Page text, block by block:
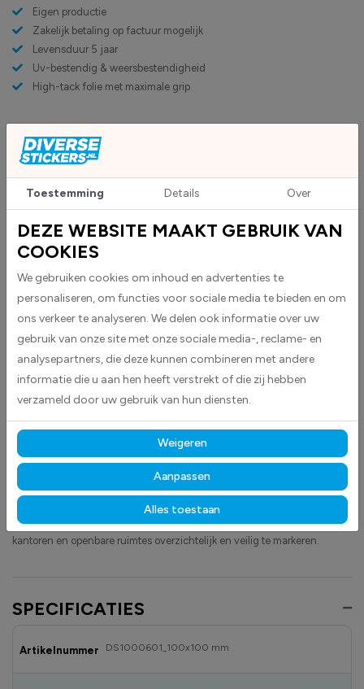
Eigen productie
Zakelijk betaling op factuur mogelijk
Levensduur 5 jaar
Uv-bestendig & weersbestendigheid
High-tack folie met maximale grip
Custom sticker maken?
BESCHRIJVING
Geef duidelijk aan welke toiletruimte rolstoeltoegankelijk is met deze
vierkante Toilet voor Rolstoelgebruikers sticker. Het zwarte pictogram op
witte achtergrond is direct herkenbaar en helpt bezoekers snel de
toegankelijke toiletruimte te vinden.
De stickers worden standaard uitgevoerd in wit met zwart, waardoor het
pictogram goed zichtbaar en direct herkenbaar is.
Perfect voor horecagebouwen, kantoren, scholen, winkels en andere
openbare ruimtes waar duidelijke aanduiding van toegankelijke toiletten
Gemaakt van hoogwaardige high-tack folie, hechten deze
stickers betrouwbaar op vrijwel elk oppervlak
langdurig zichtbaar, bestand tegen intensief gebruik, licht en vocht.
Ontdek ook onze andereinformatie- enhorecastickersom uw horeca,
kantoren en openbare ruimtes overzichtelijk en veilig te markeren.
SPECIFICATIES
Artikelnummer DS1000601_100x100 mm
Toestemming Details Over
DEZE WEBSITE MAAKT GEBRUIK VAN
COOKIES
We gebruiken cookies om inhoud en advertenties te
personaliseren, om functies voor sociale media te bieden en om
ons verkeer te analyseren. We delen ook informatie over uw
gebruik van onze site met onze sociale media-, reclame- en
analysepartners, die deze kunnen combineren met andere
informatie die u aan hen heeft verstrekt of die zij hebben
verzameld door uw gebruik van hun diensten.
Weigeren
Aanpassen
Alles toestaan